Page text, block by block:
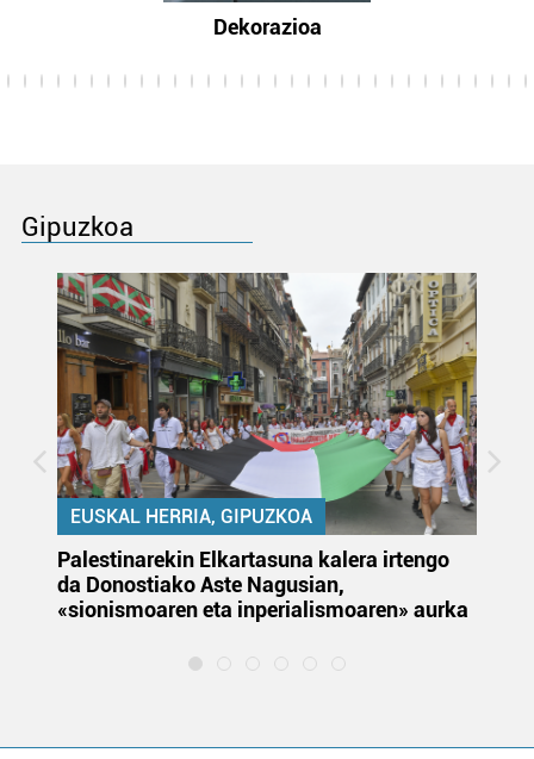
Dekorazioa
Gipuzkoa
EUSKAL HERRIA, GIPUZKOA
Palestinarekin Elkartasuna kalera irtengo
da Donostiako Aste Nagusian,
«sionismoaren eta inperialismoaren» aurka